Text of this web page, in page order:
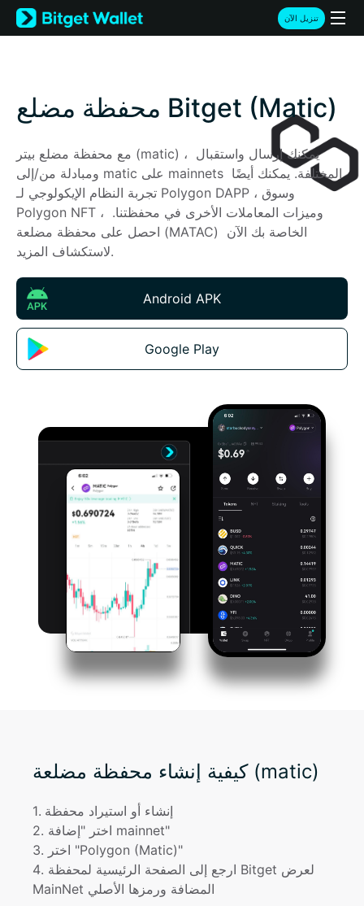
English
日本語
Türkçe
Italiano
Français
Deutsch
简体中文
繁體中文
Português (Portugal)
Bahasa Indonesia
ภาษาไทย
हिन्दी
Español
Português (Brasil)
Español (Argentina)
تنزيل الآن
محفظة مضلع Bitget (Matic)
مع محفظة مضلع بيتر (matic) ، يمكنك إرسال واستقبال
ومبادلة من/إلى matic على mainnets المختلفة. يمكنك أيضًا
تجربة النظام الإيكولوجي لـ Polygon DAPP ، وسوق
Polygon NFT ، وميزات المعاملات الأخرى في محفظتنا.
احصل على محفظة مضلعة (MATAC) الخاصة بك الآن
لاستكشاف المزيد.
Android APK
Google Play
كيفية إنشاء محفظة مضلعة (matic)
1. إنشاء أو استيراد محفظة
2.
اختر "إضافة mainnet"
3.
اختر "Polygon (Matic)"
4. ارجع إلى الصفحة الرئيسية لمحفظة Bitget لعرض
MainNet المضافة ورمزها الأصلي